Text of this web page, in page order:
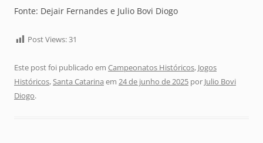
Fonte: Dejair Fernandes e Julio Bovi Diogo
Post Views:31
Este post foi publicado em Campeonatos Históricos, Jogos
Históricos,Santa Catarina em 24 de junho de 2025 por Julio Bovi
Diogo.